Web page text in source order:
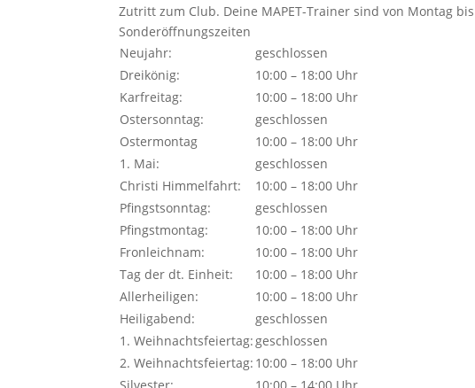
Zutritt zum Club. Deine MAPET-Trainer sind von Montag
Sonderöffnungszeiten
Neujahr:
geschlossen
Dreikönig:
10:00 – 18:00 Uhr
Karfreitag:
10:00 – 18:00 Uhr
Ostersonntag:
geschlossen
Ostermontag
10:00 – 18:00 Uhr
1. Mai:
geschlossen
Christi Himmelfahrt:
10:00 – 18:00 Uhr
Pfingstsonntag:
geschlossen
Pfingstmontag:
10:00 – 18:00 Uhr
Fronleichnam:
10:00 – 18:00 Uhr
Tag der dt. Einheit:
10:00 – 18:00 Uhr
Allerheiligen:
10:00 – 18:00 Uhr
Heiligabend:
geschlossen
1. Weihnachtsfeiertag:geschlossen
2. Weihnachtsfeiertag: 10:00 – 18:00 Uhr